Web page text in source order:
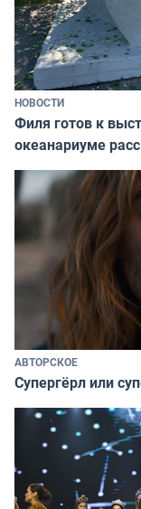
НОВОСТИ
Филя готов к
океанариуме
АВТОРСКОЕ
Супергёрл или